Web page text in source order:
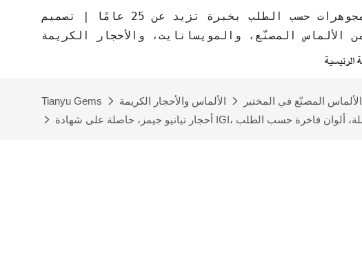
مصنع مجوهرات حسب الطلب بخبرة تزيد عن 25 عامًا | تصميم CAD مجاني | مجوهرات
الألماس المصنّع، والمويسانايت، والأحجار الكريمة
الرئيسية
Tianyu Gems الألماس والأحجار الكريمة الألماس المصنّع في المختبر